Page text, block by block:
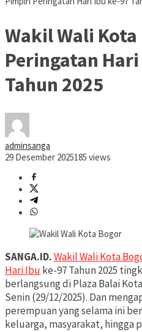
Wakil Wali
Peringatan
Tahun 2025
adminsanga
29 Desember 2025185 views
SANGA.ID.Wakil Wali Kota
Hari Ibu ke-97 Tahun 2025
berlangsung di Plaza Balai
Senin (29/12/2025). Dan
perempuan yang selama ini
keluarga, masyarakat, hingga